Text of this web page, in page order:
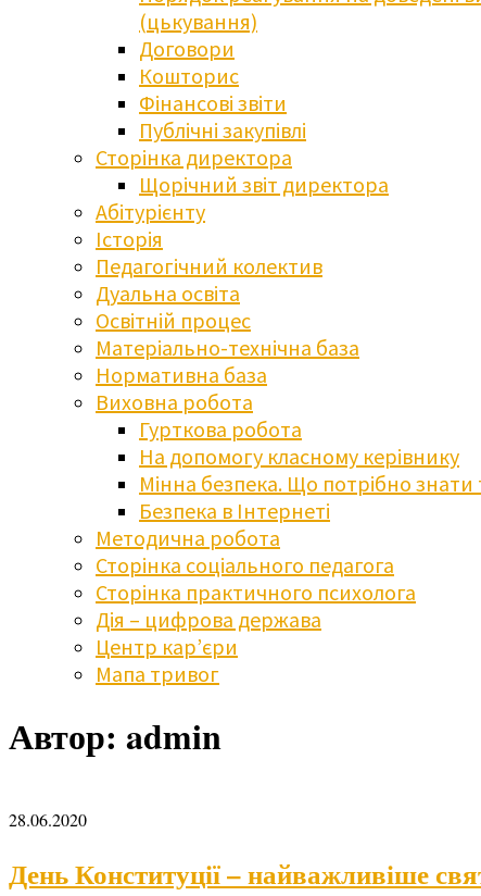
(цькування)
Договори
Кошторис
Фінансові звіти
Публічні закупівлі
Сторінка директора
Щорічний звіт директора
Абітурієнту
Історія
Педагогічний колектив
Дуальна освіта
Освітній процес
Матеріально-технічна база
Нормативна база
Виховна робота
Гурткова робота
На допомогу класному керівнику
Мінна безпека. Що потрібно знати
Безпека в Інтернеті
Методична робота
Сторінка соціального педагога
Сторінка практичного психолога
Дія – цифрова держава
Центр кар’єри
Мапа тривог
Автор: admin
28.06.2020
День Конституції – найважливіше